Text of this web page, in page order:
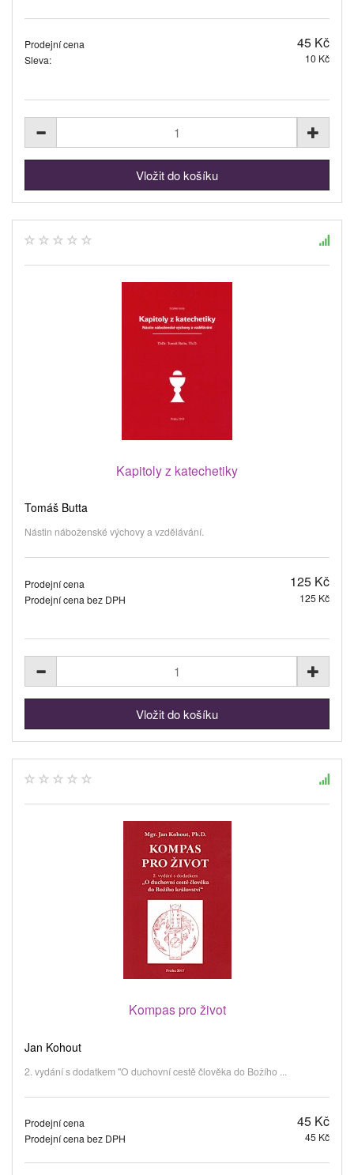
Prodejní cena 45 Kč
Sleva: 10 Kč
Kapitoly z katechetiky
Tomáš Butta
Nástin náboženské výchovy a vzdělávání.
Prodejní cena 125 Kč
Prodejní cena bez DPH 125 Kč
Kompas pro život
Jan Kohout
2. vydání s dodatkem "O duchovní cestě člověka do Božího ...
Prodejní cena 45 Kč
Prodejní cena bez DPH 45 Kč